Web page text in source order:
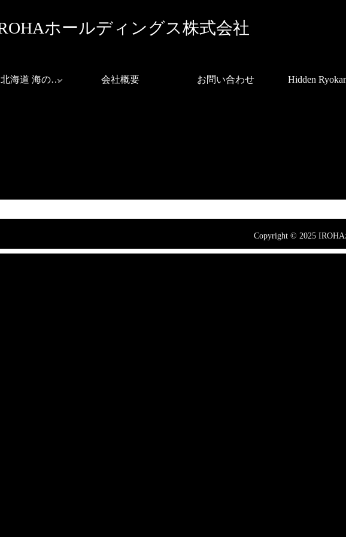
ホールディングス株式会社
【彩葉】北海道 海の幸山の幸 赤坂店 会社概要 お問い合わせ Hidden
Copyright © 2025